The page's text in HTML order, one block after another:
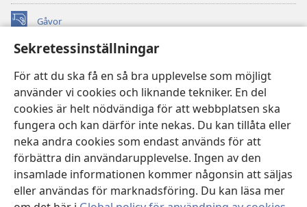
Sekretessinställningar
För att du ska få en så bra upplevelse som möjligt
använder vi cookies och liknande tekniker. En del
cookies är helt nödvändiga för att webbplatsen ska
fungera och kan därför inte nekas. Du kan tillåta eller
neka andra cookies som endast används för att
förbättra din användarupplevelse. Ingen av den
insamlade informationen kommer någonsin att säljas
eller användas för marknadsföring. Du kan läsa mer
Gåvor
(öppnar
fönster) Watchtower ONLINE LIBRARY™
nytt
fönster)JW Hub ®
(öppnar
nytt
fönster)JW Library
Watchtower Library